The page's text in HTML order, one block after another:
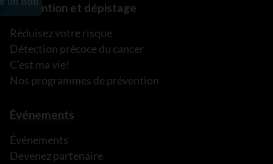
Prévention et dépistage
Réduisez votre risque
Détection précoce du cancer
C’est ma vie!
Nos programmes de prévention
Événements
Événements
Devenez partenaire